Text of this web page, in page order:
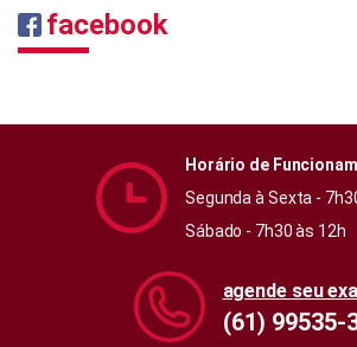
facebook
Horário de
Segunda à Sexta -
Sábado - 7h30 às 12h
agende seu
(61) 99535-